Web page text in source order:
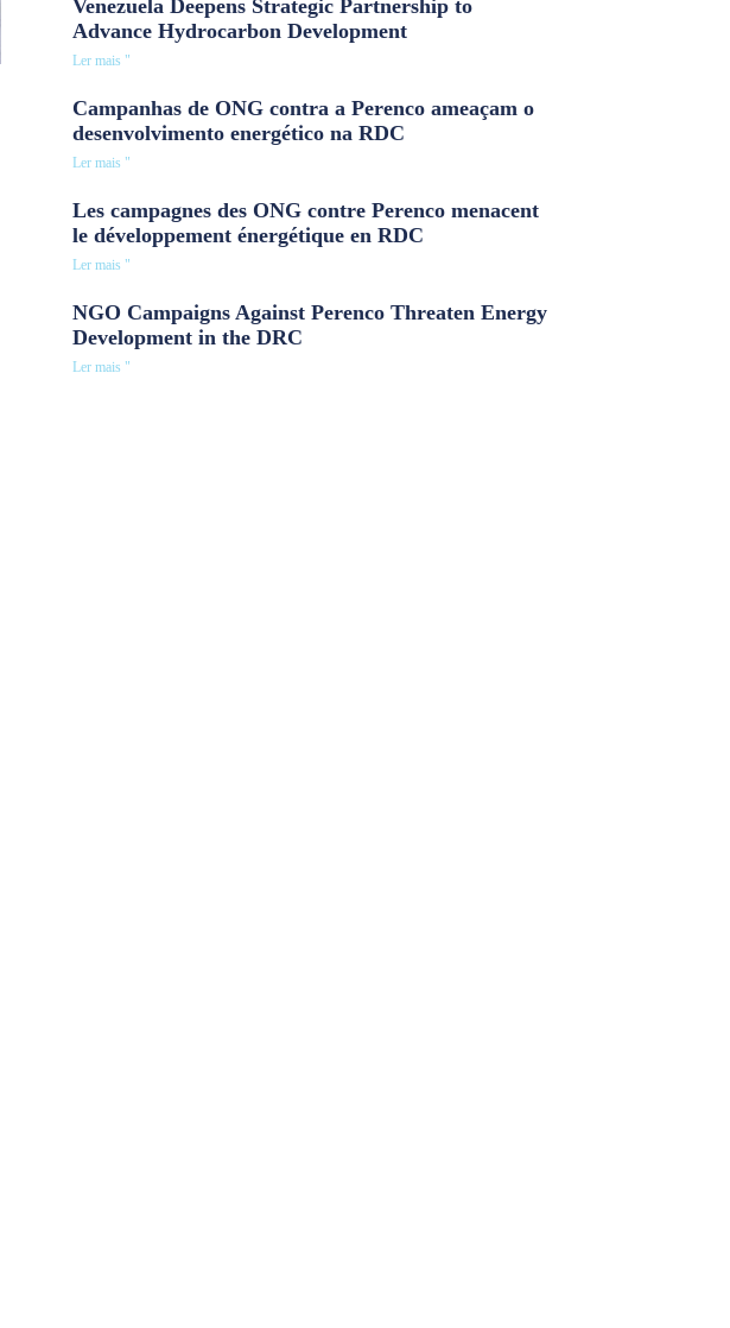
Venezuela Deepens Strategic Partnership to
Advance Hydrocarbon Development
Ler mais "
Campanhas de ONG contra a Perenco ameaçam o
desenvolvimento energético na RDC
Ler mais "
Les campagnes des ONG contre Perenco menacent
le développement énergétique en RDC
Ler mais "
NGO Campaigns Against Perenco Threaten Energy
Development in the DRC
Ler mais "